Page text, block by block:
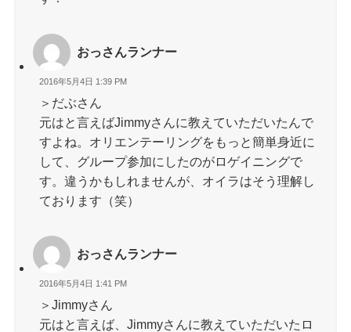
おっさんランナー
2016年5月4日 1:39 PM
＞だぶさん
元はと言えばJimmyさんに教えていただいたんで
すよね。オリエンテーリングをもっと簡単身近に
して、グループ参加にしたのがロゲイニングで
す。違うかもしれませんが、オイラはそう理解し
ております（笑）
おっさんランナー
2016年5月4日 1:41 PM
＞Jimmyさん
元はと言えば、Jimmyさんに教えていただいたロ